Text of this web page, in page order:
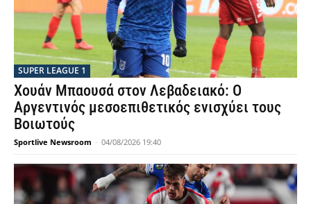
SUPER LEAGUE 1
Χουάν Μπαουσά στον Λεβαδειακό: Ο
Αργεντινός μεσοεπιθετικός ενισχύει τους
Βοιωτούς
Sportlive Newsroom - 04/08/2026 19:40